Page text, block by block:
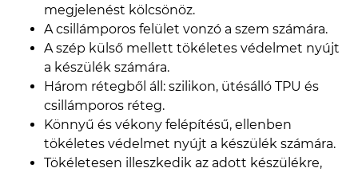
megjelenést kölcsönöz.
A csillámporos felület vonzó a szem számára.
A szép külső mellett tökéletes védelmet nyújt
a készülék számára.
Három rétegből áll: szilikon, ütésálló TPU és
csillámporos réteg.
Könnyű és vékony felépítésű, ellenben
tökéletes védelmet nyújt a készülék számára.
Tökéletesen illeszkedik az adott készülékre,